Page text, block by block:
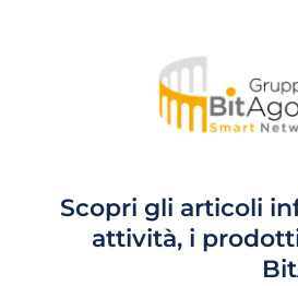
Scopri gli articoli
attività, i